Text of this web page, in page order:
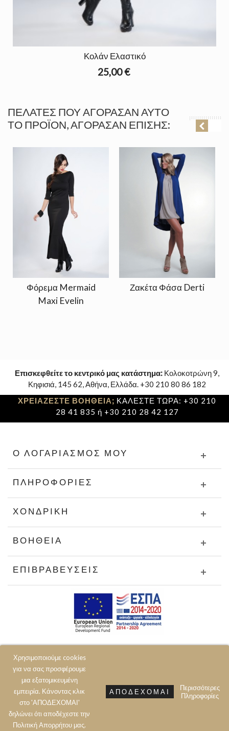
Χρησιμοποιούμε cookies
για να σας προσφέρουμε
μια εξατομικευμένη
εμπειρία. Κάνοντας κλικ
στο 'ΑΠΟΔΕΧΟΜΑΙ'
δηλώνει ότι αποδέχεστε την
Πολιτική Aπορρήτου μας.
ΑΠΟΔΈΧΟΜΑΙ
Περισσότερες
Πληροφορίες
Κολάν Ελαστικό
25,00 €
ΠΕΛΆΤΕΣ ΠΟΥ ΑΓΌΡΑΣΑΝ ΑΥΤΌ
ΤΟ ΠΡΟΪΌΝ, ΑΓΌΡΑΣΑΝ ΕΠΊΣΗΣ:
Φόρεμα Mermaid
Maxi Evelin
Ζακέτα Φάσα Derti
Επισκεφθείτε το κεντρικό μας κατάστημα: Κολοκοτρώνη 9,
Κηφισιά, 145 62, Αθήνα, Ελλάδα. +30 210 80 86 182
ΧΡΕΙΑΖΕΣΤΕ ΒΟΗΘΕΙΑ; ΚΑΛΕΣΤΕ ΤΩΡΑ: +30 210
28 41 835 ή +30 210 28 42 127
Ο ΛΟΓΑΡΙΑΣΜΌΣ ΜΟΥ
ΠΛΗΡΟΦΟΡΊΕΣ
ΧΟΝΔΡΙΚΉ
ΒΟΉΘΕΙΑ
ΕΠΙΒΡΑΒΕΎΣΕΙΣ
© 2020 JOIN CLOTHES SA. ALL RIGHTS RESERVED